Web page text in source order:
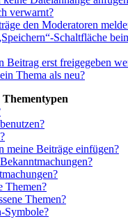
verwarnt?
den Moderatoren
Schaltfläche
Beitrag erst freigegeben
Thema als neu?
meine Beiträge einfügen?
Themen?
Themen?
Symbole?